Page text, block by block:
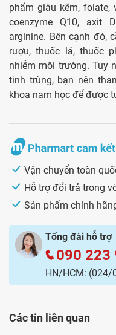
phẩm giàu kẽm, folate,
coenzyme Q10, axit
arginine. Bên cạnh đó,
rượu, thuốc lá, thuốc
nhiễm môi trường. Tuy
tinh trùng, bạn nên
khoa nam học để được
Vận chuyển toàn
Hỗ trợ đổi trả trong
Sản phẩm chính
Tổng đài hỗ trợ
090 223
HN/HCM: (024/
Các tin liên quan